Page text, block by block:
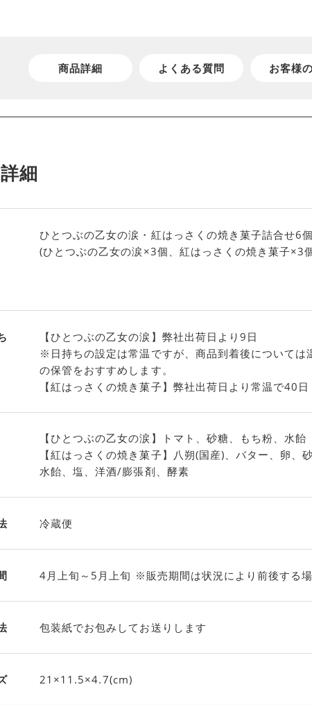
商品詳細 よくある質問 お客様
細
ひとつぶの乙女の涙・紅はっさくの焼き菓子詰合せ6
(ひとつぶの乙女の涙×3個、紅はっさくの焼き菓子×3
【ひとつぶの乙女の涙】弊社出荷日より9日
※日持ちの設定は常温ですが、商品到着後について
の保管をおすすめします。
【紅はっさくの焼き菓子】弊社出荷日より常温で40日
【ひとつぶの乙女の涙】トマト、砂糖、もち粉、水飴
【紅はっさくの焼き菓子】八朔(国産)、バター、卵
水飴、塩、洋酒/膨張剤、酵素
冷蔵便
4月上旬～5月上旬 ※販売期間は状況により前後する
包装紙でお包みしてお送りします
21×11.5×4.7(cm)